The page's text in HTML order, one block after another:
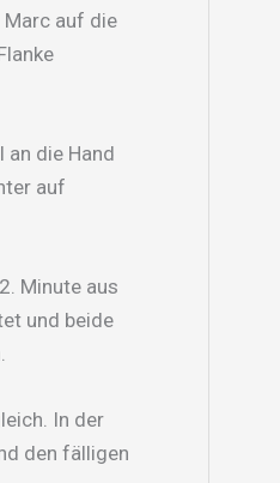
Marc auf die
an die Hand
auf
Minute aus
und beide
In der
den fälligen